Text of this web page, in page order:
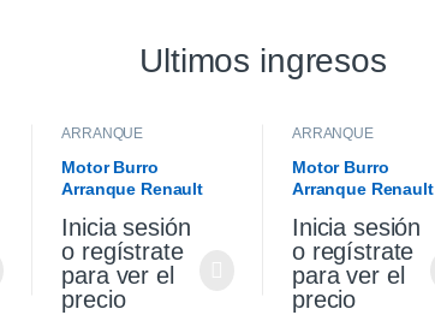
Ultimos ingresos
ARRANQUE
Motor Burro
Arranque Renault
K4m Original
Inicia sesión
o regístrate
para ver el
precio
ARRANQUE
Motor Burro
Arranque Renault
K4m
Inicia sesión
o regístrate
para ver el
precio